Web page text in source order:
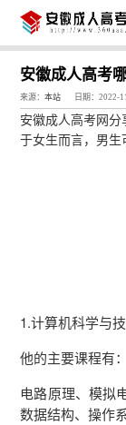
安徽成人高考
来源：本站 日期：2022-
者：
娄
老
安徽成人高考网分
于女生而言，男
1.计算机科学与
他的主要课程有：
电路原理、模拟
数据结构、操作